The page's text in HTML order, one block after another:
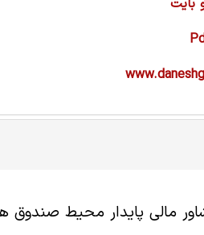
پایدار محیط صندوق